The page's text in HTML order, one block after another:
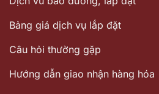
Bảng giá dịch vụ lắp đặt
Câu hỏi thường gặp
Hướng dẫn giao nhận hàng hóa